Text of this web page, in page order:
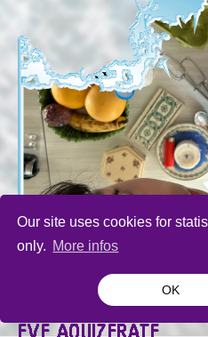
Our site uses cookies for
only. More infos
OK
EVE AOUIZERATE